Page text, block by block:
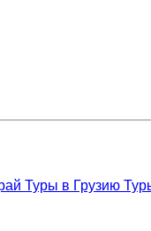
Туры в Грузию